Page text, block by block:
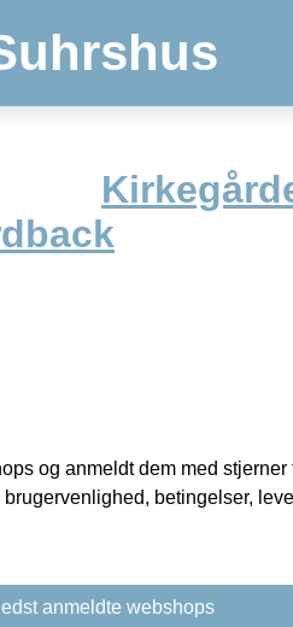
og anmeldt dem med stjerner
betingelser,
anmeldte webshops